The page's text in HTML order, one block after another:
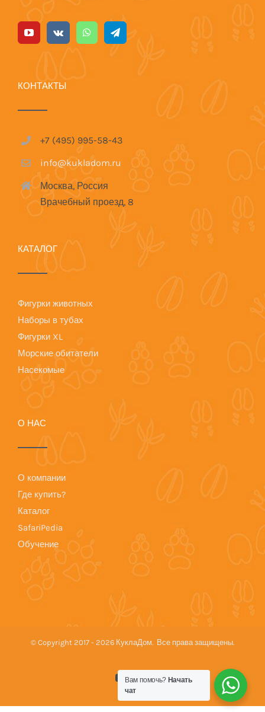
КОНТАКТЫ
+7 (495) 995-58-43
info@kukladom.ru
Москва, Россия
Врачебный проезд, 8
КАТАЛОГ
Фигурки животных
Наборы в тубах
Фигурки XL
Морские обитатели
Насекомые
О НАС
О компании
Где купить?
Каталог
SafariPedia
Обучение
© Copyright 2017 - 2026 КуклаДом. Все права защищены.
YouTube
Vk
Вам помочь? Начать
чат